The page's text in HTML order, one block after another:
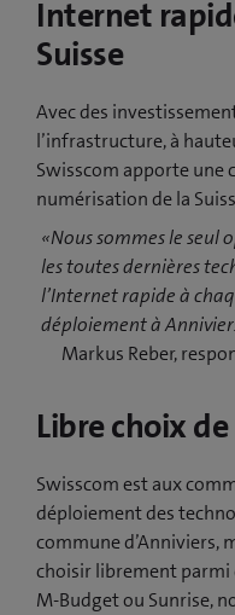
Internet
Suisse
Avec des
l’infrastructure, à
Swisscom apporte une
numérisation de la
«Nous sommes le seul
les toutes dernières
l’Internet rapide à
déploiement à
Markus Reber,
Libre choix
Swisscom est aux
déploiement des
commune d’Anniviers,
choisir librement
M-Budget ou Sunrise,